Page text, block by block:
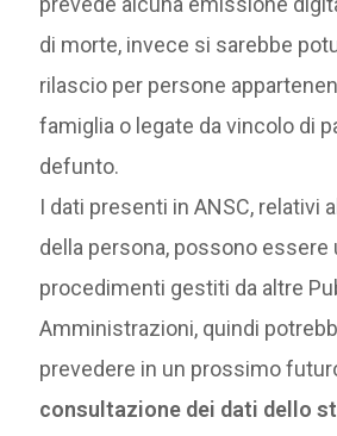
di morte, invece si sarebbe
rilascio per persone
famiglia o legate da vincolo di
defunto.
I dati presenti in ANSC, relativi
della persona, possono essere
procedimenti gestiti da altre
Amministrazioni, quindi
prevedere in un prossimo
consultazione dei dati dello